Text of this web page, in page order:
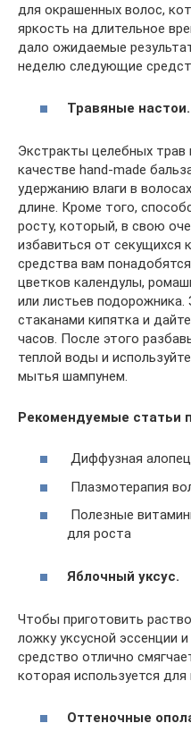
для окрашенных волос,
яркость на длительное
дало ожидаемые
неделю следующие
Травяные настои.
Экстракты целебных трав
качестве hand-made
удержанию влаги в
длине. Кроме того,
росту, который, в свою
избавиться от секущихся
средства вам
цветков календулы,
или листьев подорожника.
стаканами кипятка и
часов. После этого
теплой воды и
мытья шампунем.
Рекомендуемые статьи
Диффузная
Плазмотерапия
Полезные
для роста
Яблочный уксус.
Чтобы приготовить
ложку уксусной эссенции
средство отлично
которая используется для
Оттеночные